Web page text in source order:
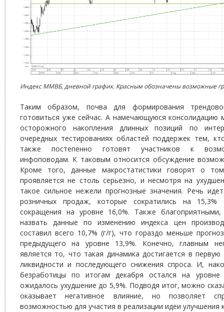
Индекс ММВБ, дневной график. Красным обозначены возможные
Таким образом, почва для формирования
готовиться уже сейчас. А намечающуюся консолидацию
осторожного накопления длинных позиций по
очередных тестированиях областей поддержек тем,
также постепенно готовят участников к
инфоповодам. К таковым относится обсуждение
Кроме того, данные макростатистики говорят о
проявляется не столь серьезно, и несмотря на
такое сильное нежели прогнозные значения. Речь
розничных продаж, которые сократились на 15,3%
сокращения на уровне 16,0%. Также
назвать данные по изменению индекса цен
составил всего 10,7% (г/г), что гораздо меньше
предыдущего на уровне 13,9%. Конечно, главным
является то, что такая динамика достигается в
ликвидности и последующего снижения спроса. И,
безработицы по итогам декабря остался на
ожидалось ухудшение до 5,9%. Подводя итог, можно
оказывает негативное влияние, но позволяет
возможностью для участия в реализации идеи улучшения